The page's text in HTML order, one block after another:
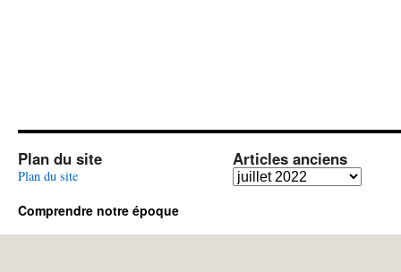
Plan du site
Plan du site
Articles anciens
Articles
Comprendre notre époque